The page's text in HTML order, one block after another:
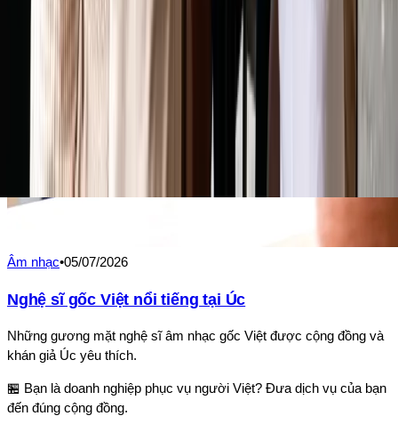
Âm nhạc•05/07/2026
Nghệ sĩ gốc Việt nổi tiếng tại Úc
Những gương mặt nghệ sĩ âm nhạc gốc Việt được cộng đồng và
khán giả Úc yêu thích.
🏪 Bạn là doanh nghiệp phục vụ người Việt? Đưa dịch vụ của bạn
đến đúng cộng đồng.